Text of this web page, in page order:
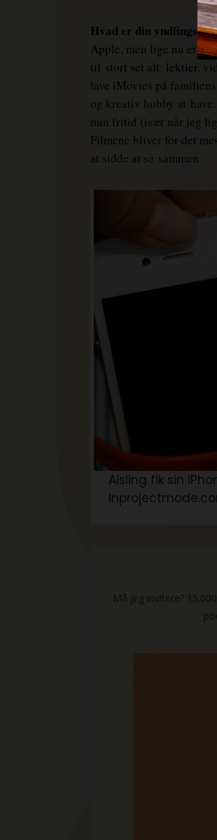
Hvad er din
Apple, men lige nu er
til stort set alt: lektier,
lave iMovies på
og kreativ hobby at
min fritid (især når jeg
Filmene bliver for det
at sidde at se sammen.
Aisling fik sin